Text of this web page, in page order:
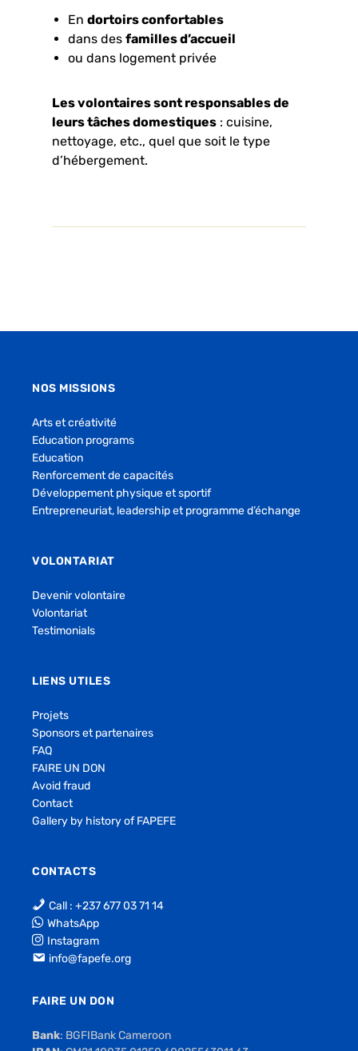
En dortoirs confortables
dans des familles d’accueil
ou dans logement privée
Les volontaires sont responsables de
leurs tâches domestiques : cuisine,
nettoyage, etc., quel que soit le type
d’hébergement.
NOS MISSIONS
Arts et créativité
Education programs
Education
Renforcement de capacités
Développement physique et sportif
Entrepreneuriat, leadership et programme d’échange
VOLONTARIAT
Devenir volontaire
Volontariat
Testimonials
LIENS UTILES
Projets
Sponsors et partenaires
FAQ
FAIRE UN DON
Avoid fraud
Contact
Gallery by history of FAPEFE
CONTACTS
Call : +237 677 03 71 14
WhatsApp
Instagram
info@fapefe.org
FAIRE UN DON
Bank: BGFIBank Cameroon